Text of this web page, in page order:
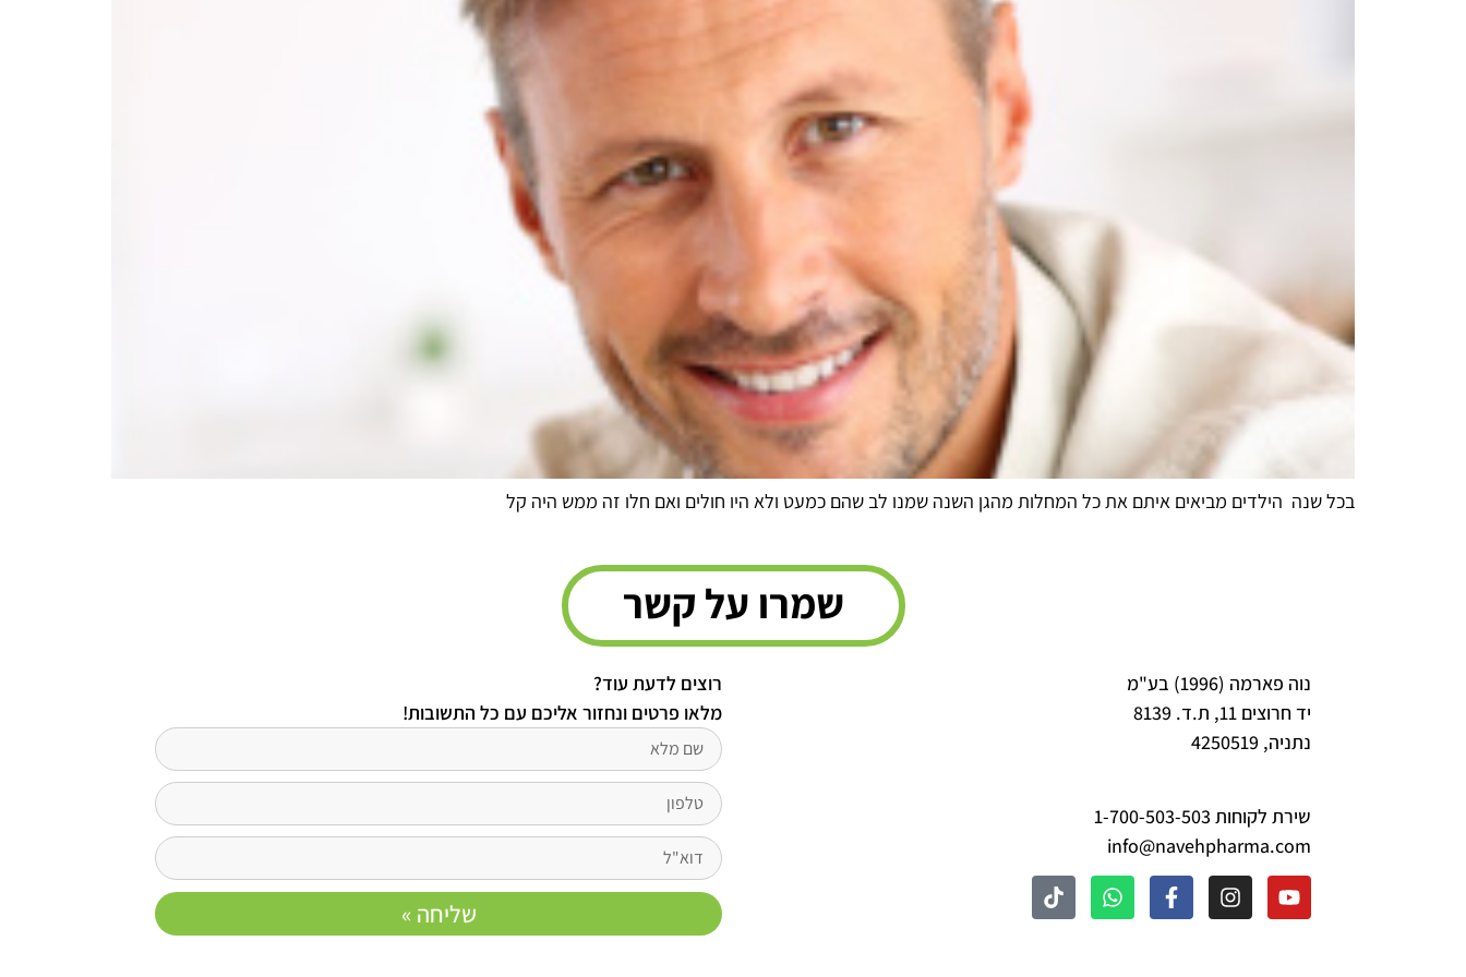
בכל שנה הילדים מביאים איתם את כל המחלות מהגן השנה שמנו לב שהם כמעט ולא היו חולים ואם חלו זה ממש היה קל
שמרו על קשר
רוצים לדעת עוד?
מלאו פרטים ונחזור אליכם עם כל התשובות!
שליחה »
נוה פארמה (1996) בע"מ
יד חרוצים 11, ת.ד. 8139
נתניה, 4250519
שירת לקוחות 1-700-503-503
info@navehpharma.com